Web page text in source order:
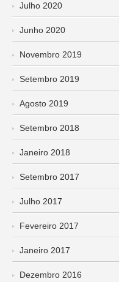
Julho 2020
Junho 2020
Novembro 2019
Setembro 2019
Agosto 2019
Setembro 2018
Janeiro 2018
Setembro 2017
Julho 2017
Fevereiro 2017
Janeiro 2017
Dezembro 2016